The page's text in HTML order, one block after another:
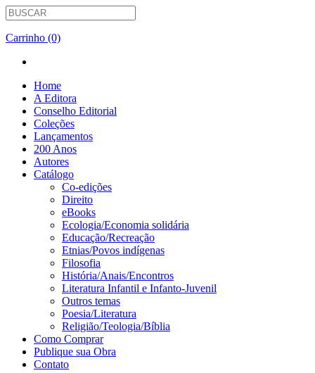
Carrinho (0)
Home
A Editora
Conselho Editorial
Coleções
Lançamentos
200 Anos
Autores
Catálogo
Co-edições
Direito
eBooks
Ecologia/Economia solidária
Educação/Recreação
Etnias/Povos indígenas
Filosofia
História/Anais/Encontros
Literatura Infantil e Infanto-Juvenil
Outros temas
Poesia/Literatura
Religião/Teologia/Bíblia
Como Comprar
Publique sua Obra
Contato